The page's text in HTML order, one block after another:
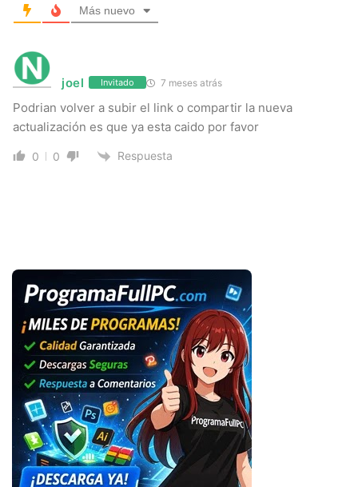
Más nuevo
joel Invitado 7 meses atrás
Podrian volver a subir el link o compartir la nueva
actualización es que ya esta caido por favor
0 0 Respuesta